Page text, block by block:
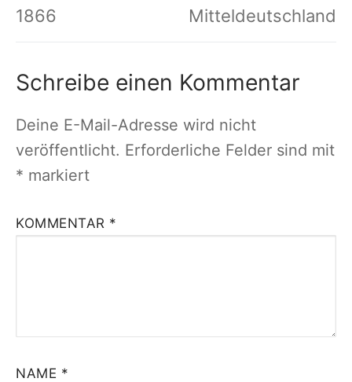
Beitrag:
1866
Beitrag:
Mitteldeutschland
Schreibe einen Kommentar
Deine E-Mail-Adresse wird nicht
veröffentlicht. Erforderliche Felder sind mit
* markiert
KOMMENTAR *
NAME *